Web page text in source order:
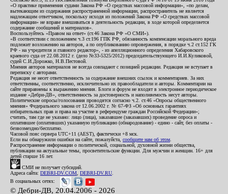
«О практике применения судами Закона РФ «О средствах массовой информации», «по делам,
вытекающим из содержания распространенной информации, распространитель не является
надлежащим ответчиком, поскольку исходя из положений Закона РФ «О средствах массовой
информации» не вправе вмешиваться в деятельность редакции, в ходе которой определяется
содержание сообщений и материалов».
Воспользуйтесь «Правом на ответ» (ст.46 Закона РФ «О СМИ»).
«В соответствии с положением ч.3 ст.196 ГПК РФ, обязанность компенсации морального вреда
подлежит возложению на авторов, а по опубликованию опровержения, в порядке ч.2 ст.152 ГК
РФ - на учредителя и главного редактор», - из апелляционного определения Хабаровского
краевого суда от 22.08.2012 г. (дело №33-5325/2012) председательствующего И.И.Куликовой,
судей С.И.Дорожко, Н.В.Пестовой.
Мнения авторов материалов не всегда совпадают с позицией редакции. Редакция не вступает в
переписку с авторами.
Редакция не несет ответственность за содержание внешних ссылок и комментариев. За них
ответственны, соответственно, исключительно их правообладатели и авторы. Комментарии на
сайте приравнены к выражению мнения. Блоги и форум не входят в электронное периодическое
издание «Дебри-ДВ», ответственность за достоверность и наполняемость несут авторы.
Политические опросы/голосования проводятся согласно ч.2. ст.46 «Опросы общественного
мнения» Федерального закона от 12.06.2002 г. № 67-ФЗ «Об основных гарантиях
избирательных прав и права на участие в референдуме граждан Российской Федерации»;
считать, там где не указано: лицо (лица), заказавшее (заказавших) проведение опроса и
оплатившее (оплативших) указанную публикацию (обнародование) - едино - сайт, без оплаты -
безвозмездно/бесплатно.
Часовой пояс сервера UTC+11 (AEST), фактически +8 мск.
Если вы обнаружили ошибки на сайте, пожалуйста, сообщите нам об этом
Распространение информации о политической, социальной, духовной жизни общества,
публикации на актуальные темы, просветительские функции. Для мужчин и женщин. 16+ для
детей старше 16 лет.
СМИ не получает субсидий.
Адреса сайта: DEBRI-DV.COM DEBRI-DV.RU
В социальных сетях:
© Дебри-ДВ, 20.04.2006 - 2026